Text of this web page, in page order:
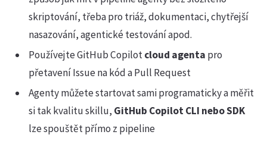
skriptování, třeba pro triáž, dokumentaci, chytřejší
nasazování, agentické testování apod.
Používejte GitHub Copilotcloud agenta pro
přetavení Issue na kód a Pull Request
Agenty můžete startovat sami programaticky a měřit
si tak kvalitu skillu, GitHub Copilot CLI nebo SDK
lze spouštět přímo z pipeline